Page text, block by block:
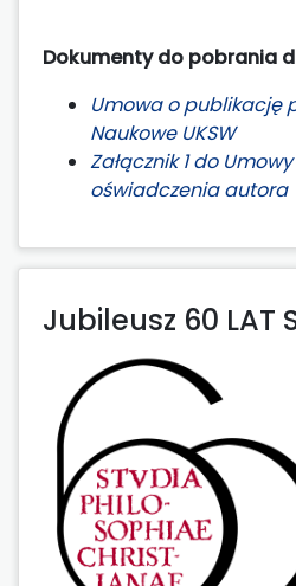
Dokumenty do pobrania
Umowa o publikację
Naukowe UKSW
Załącznik 1 do
oświadczenia autora
Jubileusz 60 LAT